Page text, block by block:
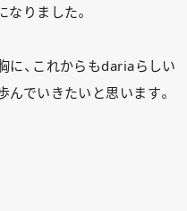
りました。
に、これからもdariaらしい
でいきたいと思います。